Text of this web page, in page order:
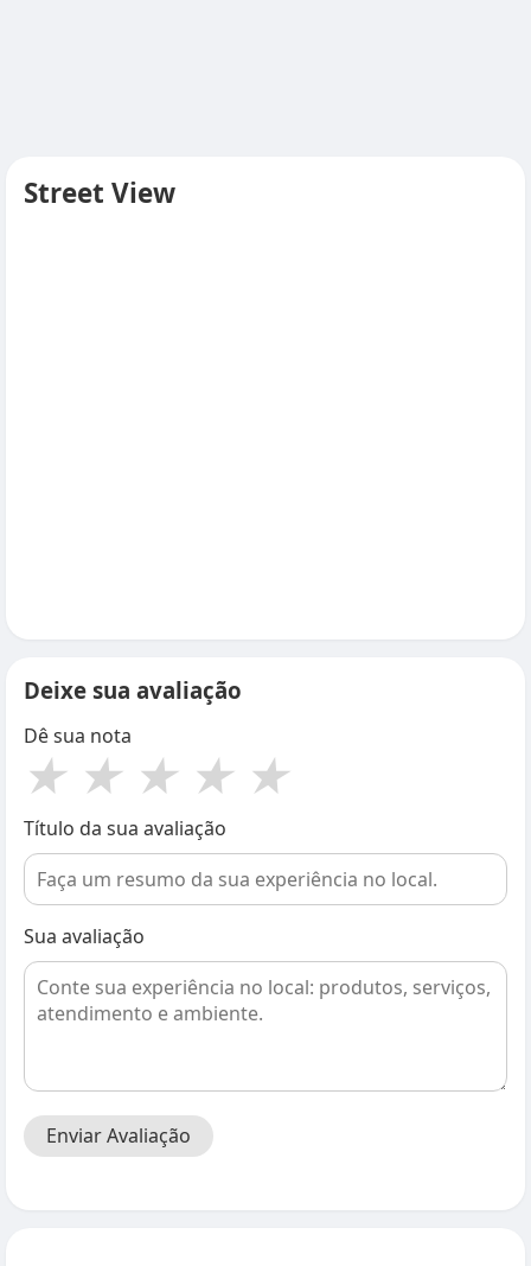
Street View
Deixe sua avaliação
Dê sua nota
★ ★ ★ ★ ★
Título da sua avaliação
Sua avaliação
Enviar Avaliação